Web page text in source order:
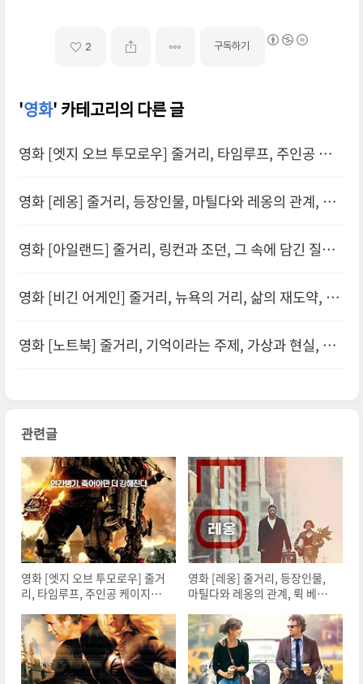
2 구독하기
'영화' 카테고리의 다른 글
영화 [엣지 오브 투모로우] 줄거리, 타임루프, 주인공 케이
영화 [레옹] 줄거리, 등장인물, 마틸다와 레옹의 관계, 뤽
영화 [아일랜드] 줄거리, 링컨과 조던, 그 속에 담긴 질문,
영화 [비긴 어게인] 줄거리, 뉴욕의 거리, 삶의 재도약, 음
영화 [노트북] 줄거리, 기억이라는 주제, 가상과 현실, 감
관련글
영화 [엣지 오브 투모로우] 줄거
리, 타임루프, 주인공 케이지의
영화 [레옹] 줄거리, 등장인물,
마틸다와 레옹의 관계, 뤽 베송